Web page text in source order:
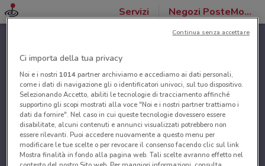
Servizi Negozi PosteMobile
Ci importa della tua privacy
Noi e i nostri 1014partner archiviamo e accediamo ai dati personali,
come i dati di navigazione gli o identificatori univoci, sul tuo dispositivo.
Selezionando Accetto, abiliti le tecnologie di tracciamento affinché
supportino gli scopi mostrati alla voce "Noi e i nostri partner trattiamo i
dati da fornire". Nel caso in cui queste tecnologie dovessero essere
disabilitate, alcuni contenuti e annunci visualizzati potrebbero non
essere rilevanti. Puoi accedere nuovamente a questo menu per
modificare le tue scelte o per revocare il consenso facendo clic sul link
Mostra finalità in fondo alla pagina web. Tali scelte avranno effetto nel
Continua senza accettare